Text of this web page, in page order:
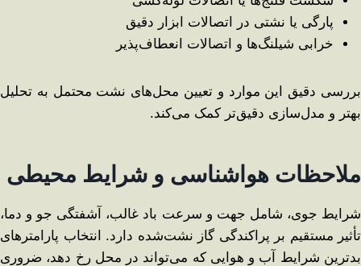
پارگی یا نشتی در اتصالات ابزار دقیق
خرابی شیلنگ‌ها و اتصالات انعطاف‌پذیر
بررسی دقیق این موارد و تعیین محل‌های نشت محتمل به تحلیل
بهتر و مدل‌سازی دقیق‌تر کمک می‌کند.
ملاحظات هواشناسی و شرایط محیطی
شرایط جوی، شامل جهت و سرعت باد غالب، آشفتگی جو و دما،
تأثیر مستقیم بر پراکندگی گاز نشت‌شده دارد. انتخاب پارامترهای
بدترین شرایط آب و هوایی که می‌تواند در محل رخ دهد، ضروری